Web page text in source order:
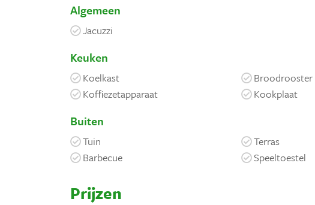
Algemeen
Jacuzzi
Keuken
Koelkast Broodrooster
Koffiezetapparaat
Kookplaat
Buiten
Tuin Terras
Barbecue
Speeltoestel
Prijzen